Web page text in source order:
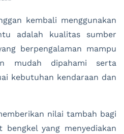
kembali menggunakan
adalah kualitas sumber
berpengalaman mampu
mudah dipahami serta
kebutuhan kendaraan dan
nilai tambah bagi
bengkel yang menyediakan